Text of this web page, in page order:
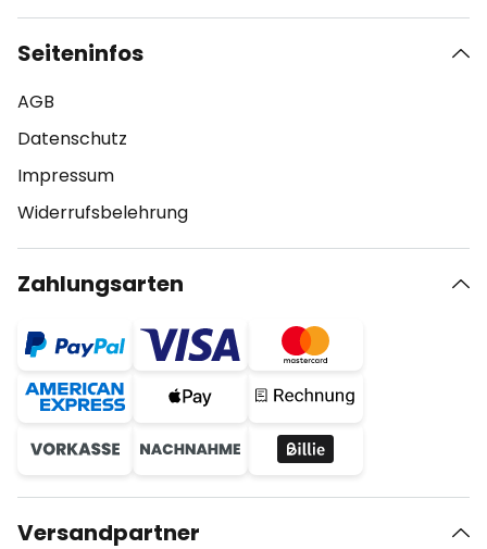
Seiteninfos
AGB
Datenschutz
Impressum
Widerrufsbelehrung
Zahlungsarten
Versandpartner